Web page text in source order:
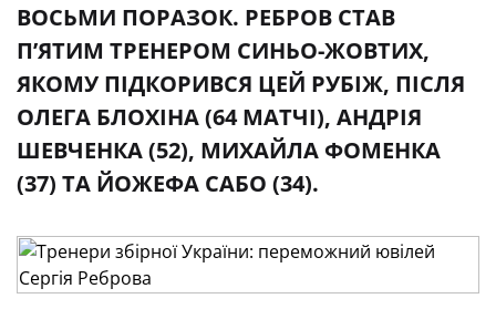
ВОСЬМИ ПОРАЗОК. РЕБРОВ СТАВ
П’ЯТИМ ТРЕНЕРОМ СИНЬО-ЖОВТИХ,
ЯКОМУ ПІДКОРИВСЯ ЦЕЙ РУБІЖ, ПІСЛЯ
ОЛЕГА БЛОХІНА (64 МАТЧІ), АНДРІЯ
ШЕВЧЕНКА (52), МИХАЙЛА ФОМЕНКА
(37) ТА ЙОЖЕФА САБО (34).